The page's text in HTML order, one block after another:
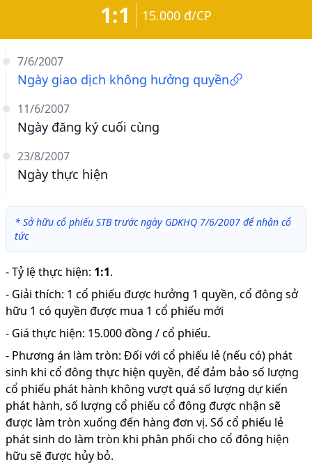
7/6/2007
Ngày giao dịch không hưởng quyền
11/6/2007
Ngày đăng ký cuối cùng
23/8/2007
Ngày thực hiện
1:1 15.000 đ/CP
* Sở hữu cổ phiếu STB trước ngày GDKHQ 7/6/2007 để nhận cổ
tức
-Tỷ lệ thực hiện: 1:1.
- Giải thích: 1 cổ phiếu được hưởng 1 quyền, cổ đông sở
hữu 1 có quyền được mua 1 cổ phiếu mới
- Giá thực hiện: 15.000 đồng / cổ phiếu.
- Phương án làm tròn: Đối với cổ phiếu lẻ (nếu có) phát
sinh khi cổ đông thực hiện quyền, để đảm bảo số lượng
cổ phiếu phát hành không vượt quá số lượng dự kiến
phát hành, số lượng cổ phiếu cổ đông được nhận sẽ
được làm tròn xuống đến hàng đơn vị. Số cổ phiếu lẻ
phát sinh do làm tròn khi phân phối cho cổ đông hiện
hữu sẽ được hủy bỏ.